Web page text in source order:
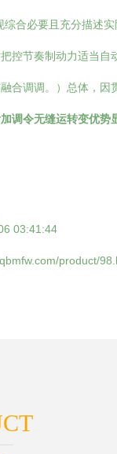
合必要且充分描述
节奏制动力适当
调调。）总体，
令无缝运转变优
03:41:44
product/